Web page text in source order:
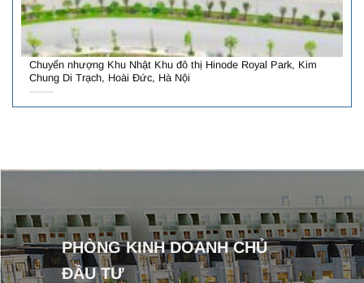
Chuyển nhượng Khu Nhật Khu đô thị Hinode Royal Park, Kim
Chung Di Trạch, Hoài Đức, Hà Nội
PHÒNG KINH DOANH CHỦ
ĐẦU TƯ